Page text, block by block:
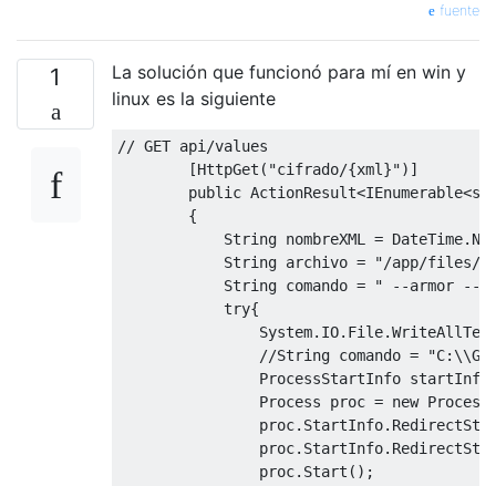
fuente
1
La solución que funcionó para mí en win y
linux es la siguiente
// GET api/values
[HttpGet ( "cifrado/{xml}")]
public ActionResult<IEnumerable
{
String nombreXML = DateTime.
String archivo = "/app/files/"
String comando =
" --armor --
try{
System. IO. File.
//String comando =
ProcessStartInfo
Process proc = new Process
                proc
. StartInfo.
                proc
. StartInfo.
                proc
. Start ();